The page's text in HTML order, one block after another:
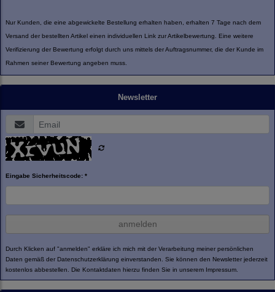
Nur Kunden, die eine abgewickelte Bestellung erhalten haben, erhalten 7 Tage nach dem
Versand der bestellten Artikel einen individuellen Link zur Artikelbewertung. Eine weitere
Verifizierung der Bewertung erfolgt durch uns mittels der Auftragsnummer, die der Kunde im
Rahmen seiner Bewertung angeben muss.
Newsletter
Eingabe Sicherheitscode: *
anmelden
Durch Klicken auf "anmelden" erkläre ich mich mit der Verarbeitung meiner persönlichen
Daten gemäß der Datenschutzerklärung einverstanden. Sie können den Newsletter jederzeit
kostenlos abbestellen. Die Kontaktdaten hierzu finden Sie in unserem Impressum.